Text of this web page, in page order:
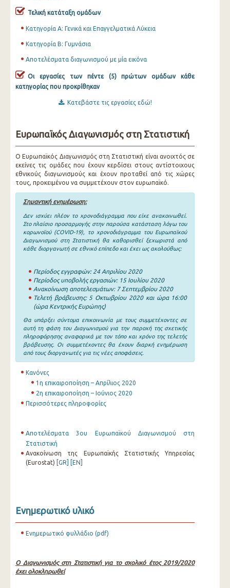
Τελική κατάταξη ομάδων
Κατηγορία Α: Γενικά και Επαγγελματικά Λύκεια
Κατηγορία Β: Γυμνάσια
Αποτελέσματα διαγωνισμού με μία εικόνα
Οι εργασίες των πέντε (5) πρώτων ομάδων κάθε
κατηγορίας που προκρίθηκαν
Κατεβάστε τις εργασίες εδώ!
Ευρωπαϊκός Διαγωνισμός στη Στατιστική
Ο Ευρωπαϊκός Διαγωνισμός στη Στατιστική είναι ανοιχτός σε
εκείνες τις ομάδες που έχουν κερδίσει στους αντίστοιχους
εθνικούς διαγωνισμούς και έχουν προταθεί από τις χώρες
τους, προκειμένου να συμμετέχουν στον ευρωπαϊκό.
Σημαντική ενημέρωση:
Δεν ισχύει πλέον το χρονοδιάγραμμα που είχε ανακοινωθεί.
Στο πλαίσιο προσαρμογής στην παρούσα κατάσταση λόγω του
κορωνοϊού (COVID-19), το χρονοδιάγραμμα του Ευρωπαϊκού
Διαγωνισμού στη Στατιστική θα καθορισθεί ξεχωριστά από
κάθε διοργανωτή σε εθνικό επίπεδο και έχει ως ακολούθως:
Περίοδος εγγραφών: 24 Απριλίου 2020
Περίοδος υποβολής εργασιών: 15 Ιουλίου 2020
Ανακοίνωση αποτελεσμάτων: 7 Σεπτεμβρίου 2020
Τελετή βράβευσης: 5 Οκτωβρίου 2020 και ώρα 16:00
(ώρα Κεντρικής Ευρώπης)
Θα υπάρξει σύντομα επικοινωνία με τους συμμετέχοντες σε
αυτή τη φάση του Διαγωνισμού για την παροχή της σχετικής
πληροφόρησης αναφορικά με τον τόπο και χρόνο της τελετής
βράβευσης. Οι συμμετέχοντες θα έχουν διαρκή ενημέρωση
από τους διοργανωτές για τις νέες αποφάσεις.
Κανόνες
1η επικαιροποίηση – Απρίλιος 2020
2η επικαιροποίηση – Ιούνιος 2020
Περισσότερες πληροφορίες
Αποτελέσματα 3ου Ευρωπαϊκού Διαγωνισμού στη
Στατιστική
Ανακοίνωση της Ευρωπαϊκής Στατιστικής Υπηρεσίας
(Eurostat) [GR] [EN]
Ενημερωτικό υλικό
Ενημερωτικό φυλλάδιο (pdf)
Ο Διαγωνισμός στη Στατιστική για το σχολικό έτος 2019/2020
έχει ολοκληρωθεί